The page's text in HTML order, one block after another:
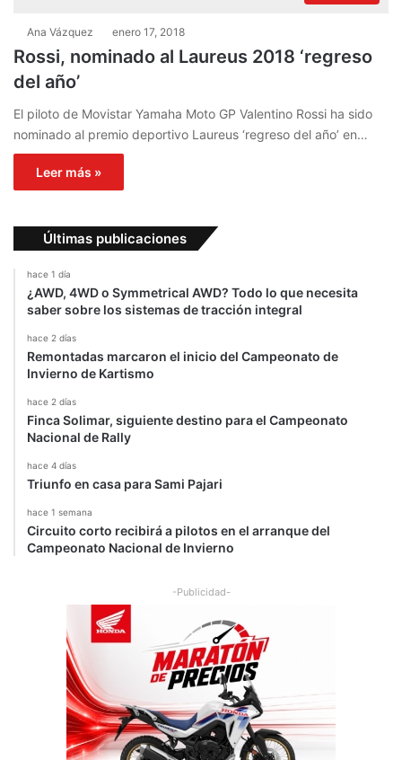
Ana Vázquez enero 17, 2018
Rossi, nominado al Laureus 2018 ‘regreso
del año’
El piloto de Movistar Yamaha Moto GP Valentino Rossi ha sido
nominado al premio deportivo Laureus ‘regreso del año’ en…
Leer más »
Últimas publicaciones
hace 1 día
¿AWD, 4WD o Symmetrical AWD? Todo lo que necesita
saber sobre los sistemas de tracción integral
hace 2 días
Remontadas marcaron el inicio del Campeonato de
Invierno de Kartismo
hace 2 días
Finca Solimar, siguiente destino para el Campeonato
Nacional de Rally
hace 4 días
Triunfo en casa para Sami Pajari
hace 1 semana
Circuito corto recibirá a pilotos en el arranque del
Campeonato Nacional de Invierno
-Publicidad-